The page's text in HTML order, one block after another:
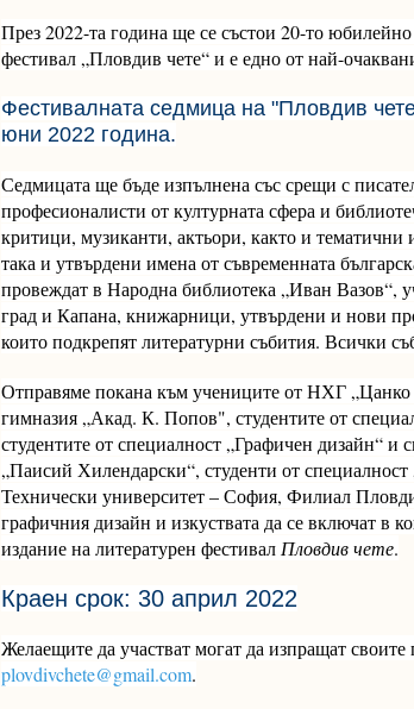
През 2022-та година ще се състои 20-то
фестивал „Пловдив чете“ и е едно от най-
Фестивалната седмица на "Пловдив
юни 2022 година.
Седмицата ще бъде изпълнена със срещи с
професионалисти от културната сфера и
критици, музиканти, актьори, както и тематични
така и утвърдени имена от съвременната
провеждат в Народна библиотека „Иван
град и Капана, книжарници, утвърдени и нови
които подкрепят литературни събития. Всички
Отправяме покана към учениците от НХГ
гимназия „Акад. К. Попов", студентите от
студентите от специалност „Графичен дизайн“
„Паисий Хилендарски“, студенти от
Технически университет – София, Филиал
графичния дизайн и изкуствата да се включат в
издание на литературен фестивал Пловдив чете.
Краен срок: 30 април 2022
Желаещите да участват могат да изпращат
plovdivchete@gmail.com.